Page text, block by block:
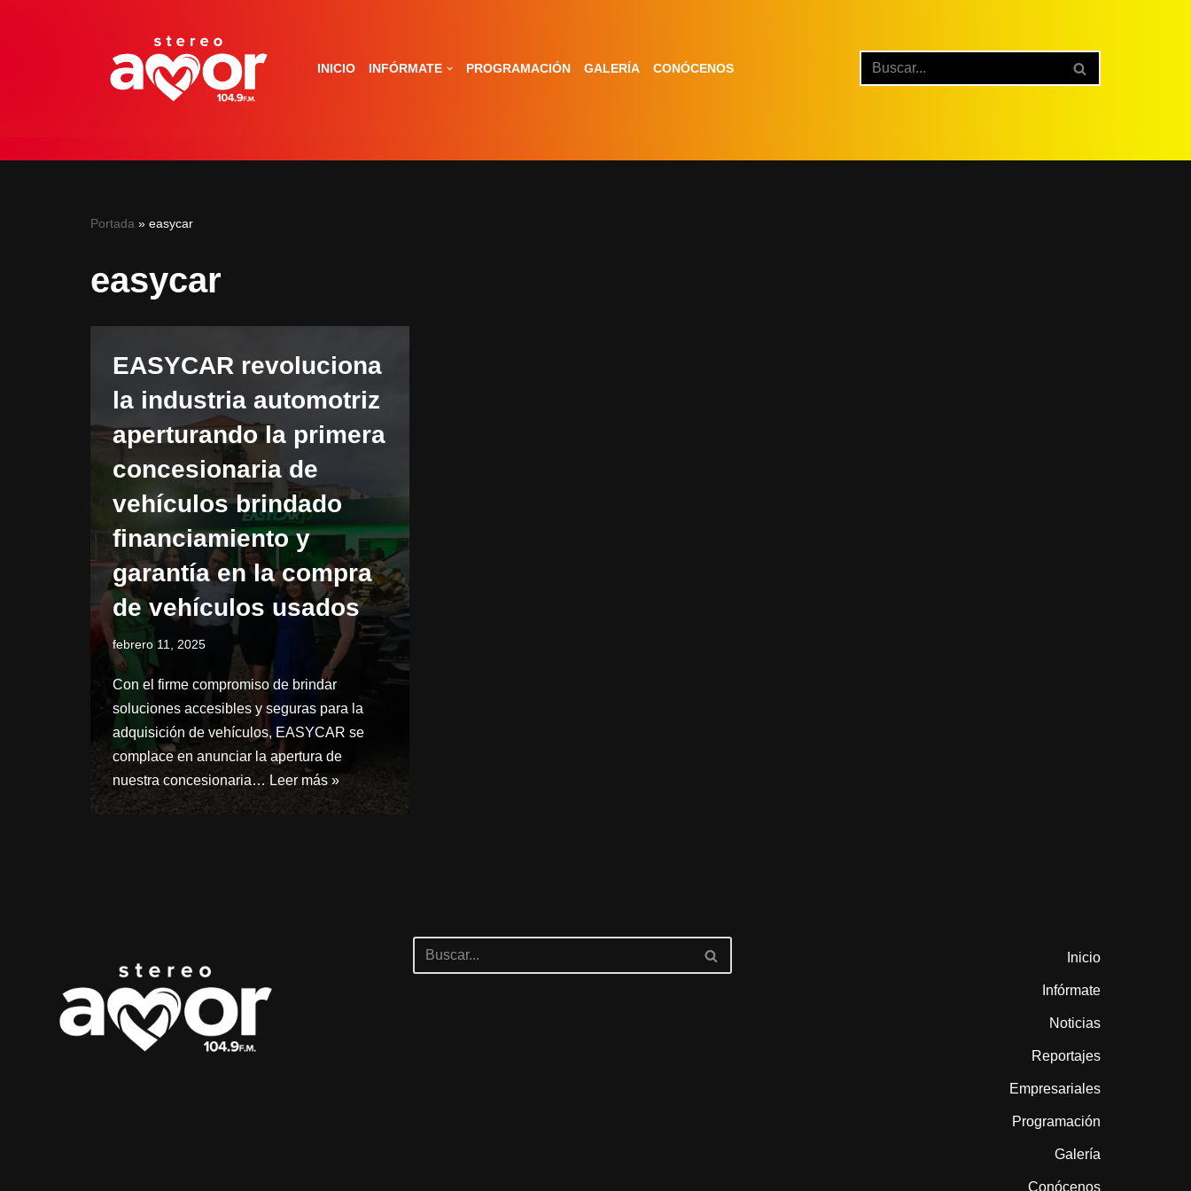
INICIO INFÓRMATE PROGRAMACIÓN GALERÍA CONÓCENOS
Portada » easycar
easycar
EASYCAR revoluciona
la industria automotriz
aperturando la primera
concesionaria de
vehículos brindado
financiamiento y
garantía en la compra
de vehículos usados
febrero 11, 2025
Con el firme compromiso de brindar
soluciones accesibles y seguras para la
adquisición de vehículos, EASYCAR se
complace en anunciar la apertura de
nuestra concesionaria… Leer más »
Inicio
Infórmate
Noticias
Reportajes
Empresariales
Programación
Galería
Conócenos